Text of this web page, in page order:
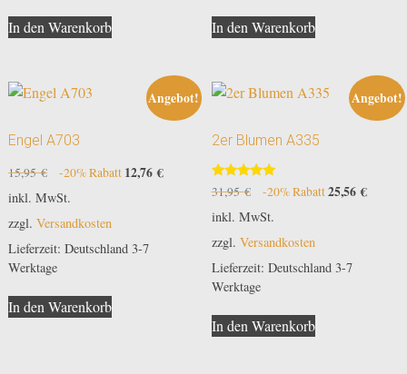
In den Warenkorb In den Warenkorb
Angebot!
Engel A703
15,95€
Ursprünglicher
Preis
war:
15,95 €
-20% Rabatt 12,76€Aktueller
inkl. MwSt.
zzgl. Versandkosten
Lieferzeit: Deutschland 3-7
Werktage
In den Warenkorb
Angebot!
2er Blumen A335
Bewertet
mit
5.00
von 5
31,95€
Ursprünglicher
war:
31,95 €
-20% Rabatt25,56€
inkl. MwSt.
zzgl. Versandkosten
Lieferzeit: Deutschland 3-7
Werktage
In den Warenkorb